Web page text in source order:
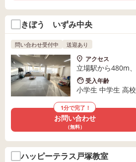
きぼう いずみ中央
問い合わせ受付中 送迎あり
アクセス
立場駅から480m
受入年齢
小学生 中学生 高
1分で完了！
お問い合わせ
（無料）
ハッピーテラス戸塚教室